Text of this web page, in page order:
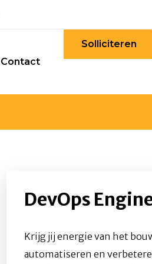
Contact
Solliciteren
DevOps
Krijg jij energie van het
automatiseren en